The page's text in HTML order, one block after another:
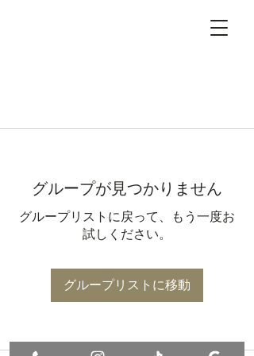
グループが見つかりません
グループリストに戻って、もう一度お
試しください。
グループリストに移動